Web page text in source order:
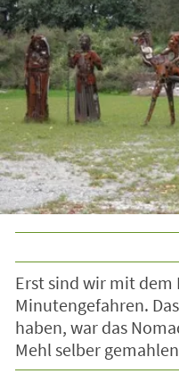
Erst sind wir mit dem
Minutengefahren.
haben, war das
Mehl selber